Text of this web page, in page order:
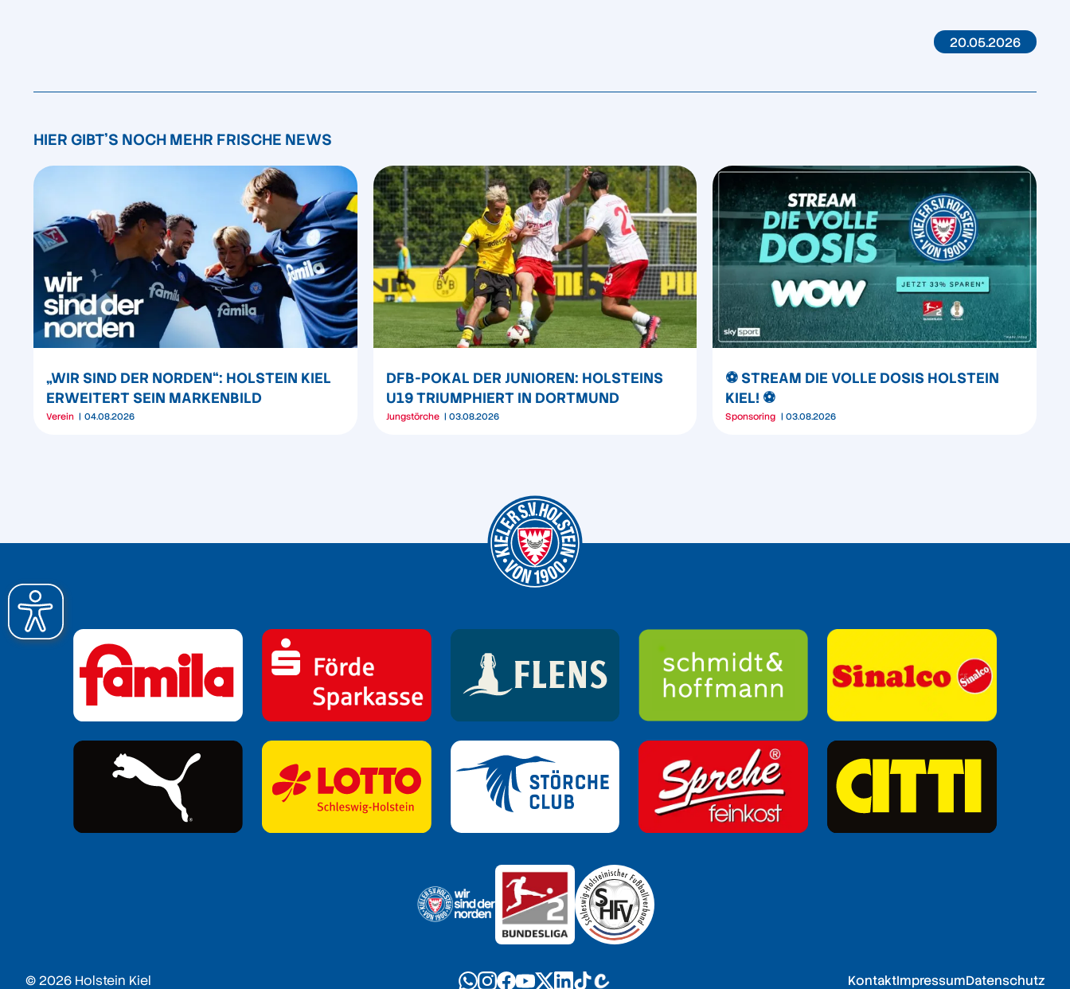
20.05.2026
HIER GIBT'S NOCH MEHR FRISCHE NEWS
„WIR SIND DER NORDEN“: HOLSTEIN KIEL
ERWEITERT SEIN MARKENBILD
Verein 04.08.2026
DFB-POKAL DER JUNIOREN: HOLSTEINS
U19 TRIUMPHIERT IN DORTMUND
Jungstörche 03.08.2026
⚽️ STREAM DIE VOLLE DOSIS HOLSTEIN
KIEL! ⚽️
Sponsoring 03.08.2026
© 2026 Holstein Kiel KontaktImpressumDatenschutz